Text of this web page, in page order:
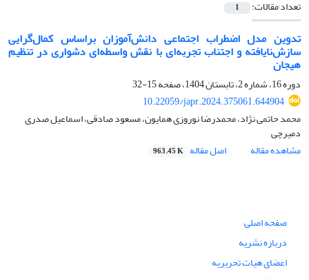
تعداد مقالات: 1
تدوین مدل اضطراب اجتماعی دانش‌آموزان براساس کمال‌گرایی
سازش‌نایافته و اجتناب تجربه‌ای با نقش واسطه‌ای دشواری در تنظیم
هیجان
دوره 16، شماره 2، تابستان 1404، صفحه
15-32
10.22059/japr.2024.375061.644904
محمد حاتمی نژاد، محمدرضا نوروزی همایون، مسعود صادقی، اسماعیل صدری
دمیرچی
مشاهده مقاله
اصل مقاله 963.45 K
صفحه اصلی
درباره نشریه
اعضای هیات تحریریه